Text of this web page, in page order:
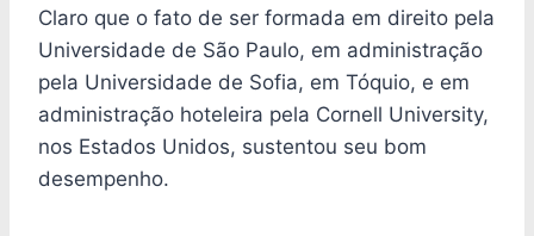
Claro que o fato de ser formada em direito pela
Universidade de São Paulo, em administração
pela Universidade de Sofia, em Tóquio, e em
administração hoteleira pela Cornell University,
nos Estados Unidos, sustentou seu bom
desempenho.